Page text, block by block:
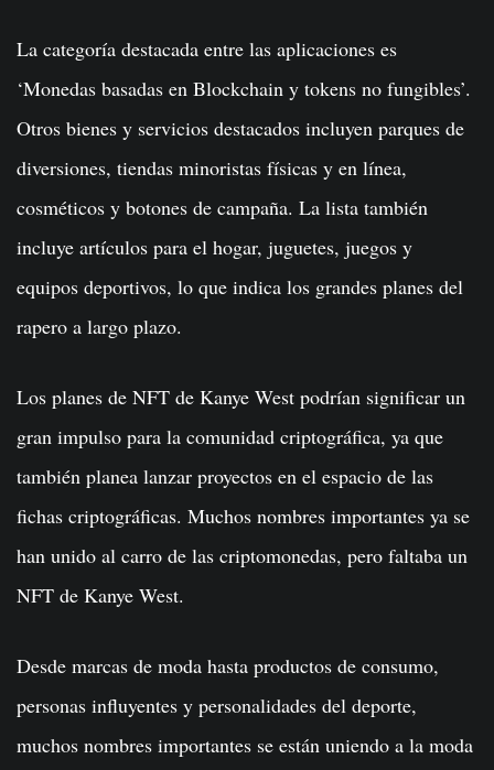
La categoría destacada entre las aplicaciones es
‘Monedas basadas en Blockchain y tokens no fungibles’.
Otros bienes y servicios destacados incluyen parques de
diversiones, tiendas minoristas físicas y en línea,
cosméticos y botones de campaña. La lista también
incluye artículos para el hogar, juguetes, juegos y
equipos deportivos, lo que indica los grandes planes del
rapero a largo plazo.
Los planes de NFT de Kanye West podrían significar un
gran impulso para la comunidad criptográfica, ya que
también planea lanzar proyectos en el espacio de las
fichas criptográficas. Muchos nombres importantes ya se
han unido al carro de las criptomonedas, pero faltaba un
NFT de Kanye West.
Desde marcas de moda hasta productos de consumo,
personas influyentes y personalidades del deporte,
muchos nombres importantes se están uniendo a la moda